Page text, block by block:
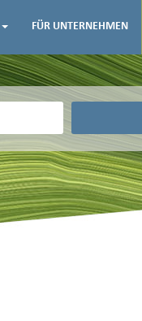
FÜR UNTERNEHMEN